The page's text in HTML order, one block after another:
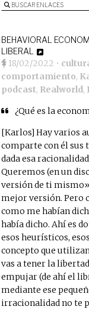
BUSCAR ENLACES
BEHAVIORAL
LIBERAL
18/02/2022 •
comportamiento,
podcast, Realworld,
¿Qué es la
[Karlos] Hay varios
comparte con él sus
dada esa
Queremos (en un
versión de ti
mejor versión. Pero
como me habían
había dicho. Ahí es
esos heurísticos,
concepto que
vas a tener la
empujar (de ahí el
mediante ese
irracionalidad no te